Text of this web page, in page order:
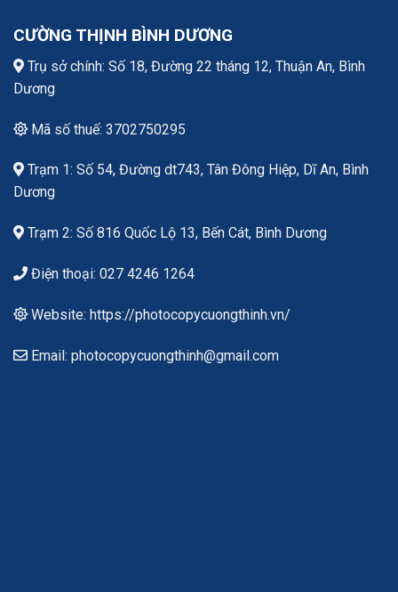
CƯỜNG THỊNH BÌNH DƯƠNG
Trụ sở chính: Số 18, Đường 22 tháng 12, Thuận An, Bình
Dương
Mã số thuế: 3702750295
Trạm 1: Số 54, Đường dt743, Tân Đông Hiệp, Dĩ An, Bình
Dương
Trạm 2: Số 816 Quốc Lộ 13, Bến Cát, Bình Dương
Điện thoại: 027 4246 1264
Website: https://photocopycuongthinh.vn/
Email: photocopycuongthinh@gmail.com